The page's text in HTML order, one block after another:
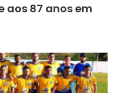
aos 87 anos em